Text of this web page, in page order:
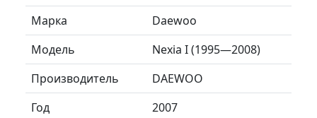
Марка
Daewoo
Модель
Nexia I (1995—2008)
Производитель
DAEWOO
Год
2007